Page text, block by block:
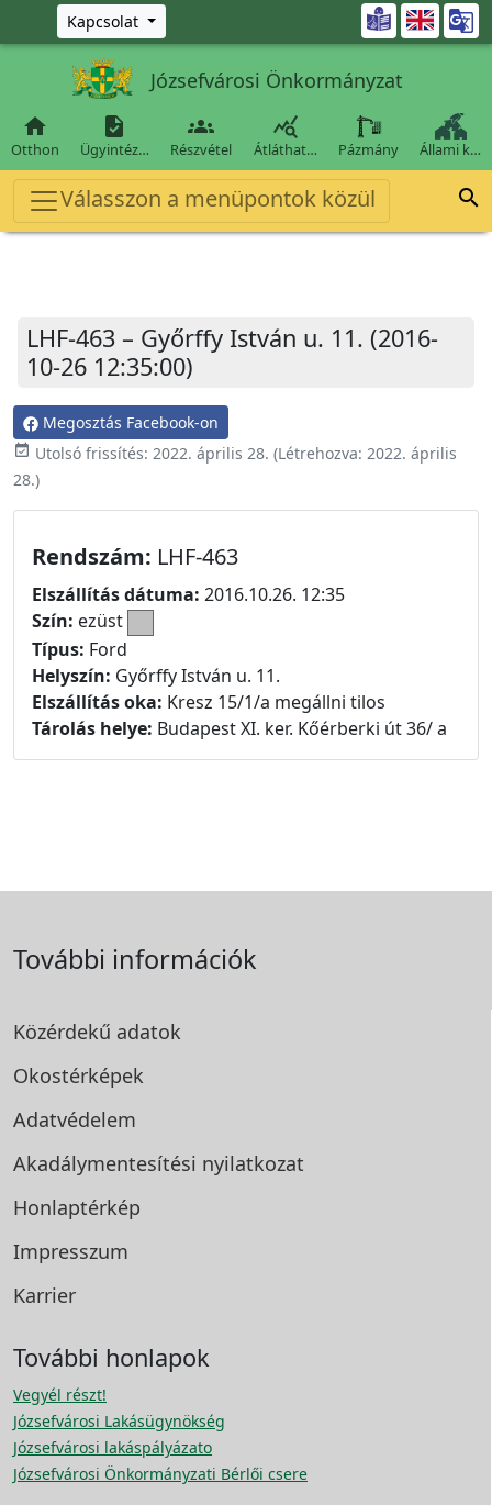
Ugrás a fő tartalomra
Kapcsolat 
Józsefvárosi Önkormányzat

Otthon

Ügyintéz…

Részvétel

Átláthat… Pázmány Állami k…
Válasszon a menüpontok közül 
LHF-463 – Győrffy István u. 11. (2016-
10-26 12:35:00)
Megosztás Facebook-on
event_available Utolsó frissítés: 2022. április 28. (Létrehozva: 2022. április
28.)
Rendszám: LHF-463
Elszállítás dátuma: 2016.10.26. 12:35
Szín: ezüst
Típus: Ford
Helyszín: Győrffy István u. 11.
Elszállítás oka: Kresz 15/1/a megállni tilos
Tárolás helye: Budapest XI. ker. Kőérberki út 36/ a
További információk
Közérdekű adatok
Okostérképek
Adatvédelem
Akadálymentesítési nyilatkozat
Honlaptérkép
Impresszum
Karrier
További honlapok
Vegyél részt!
Józsefvárosi Lakásügynökség
Józsefvárosi lakáspályázato
Józsefvárosi Önkormányzati Bérlői csere